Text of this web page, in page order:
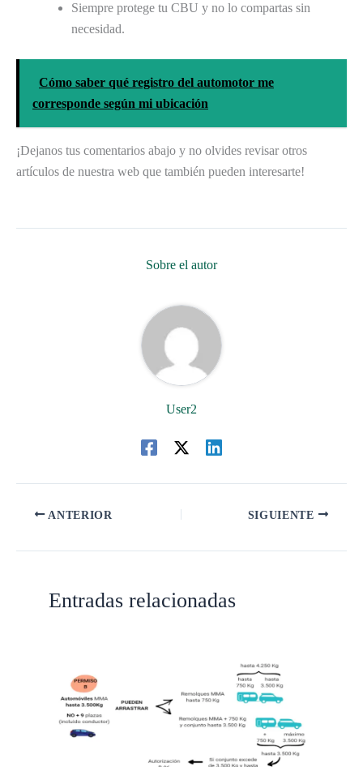
Siempre protege tu CBU y no lo compartas sin
necesidad.
Cómo saber qué registro del automotor me
corresponde según mi ubicación
¡Dejanos tus comentarios abajo y no olvides revisar otros
artículos de nuestra web que también pueden interesarte!
Sobre el autor
User2
ANTERIOR SIGUIENTE
Entradas relacionadas